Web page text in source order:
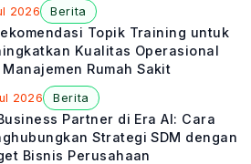
2026 Berita
Topik Training untuk
Kualitas Operasional
Rumah Sakit
2026 Berita
Partner di Era AI: Cara
Strategi SDM dengan
Bisnis Perusahaan